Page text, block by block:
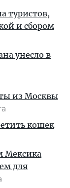
туристов,
и сбором
унесло в
из Москвы
кошек
Мексика
для